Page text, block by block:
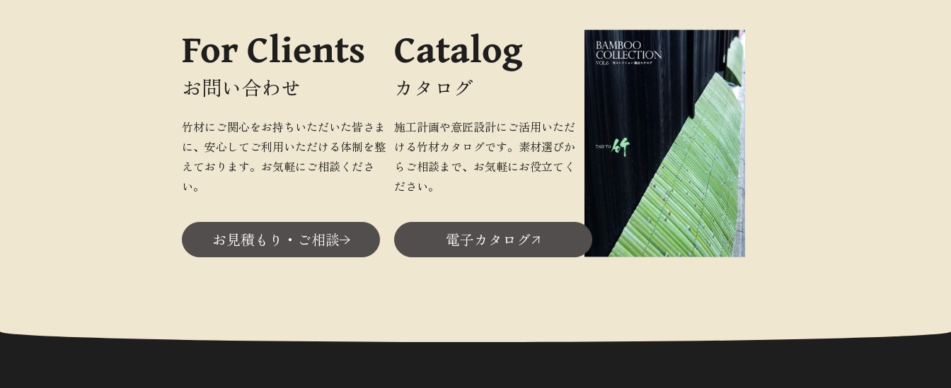
For Clients
お問い合わせ
竹材にご関心をお持ちいただいた皆さま
に、安心してご利用いただける体制を整
えております。お気軽にご相談くださ
い。
お見積もり・ご相談
Catalog
カタログ
施工計画や意匠設計にご活用いただ
ける竹材カタログです。素材選びか
らご相談まで、お気軽にお役立てく
ださい。
電子カタログ